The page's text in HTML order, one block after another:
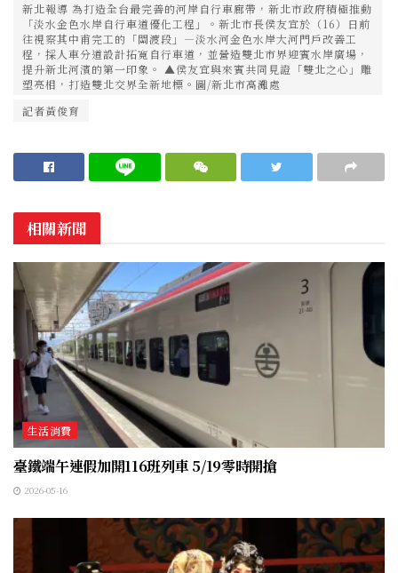
新北報導 為打造全台最完善的河岸自行車廊帶，新北市政府積極推動
「淡水金色水岸自行車道優化工程」。新北市長侯友宜於（16）日前
往視察其中甫完工的「關渡段」—淡水河金色水岸大河門戶改善工
程，採人車分道設計拓寬自行車道，並營造雙北市界迎賓水岸廣場，
提升新北河濱的第一印象。 ▲侯友宜與來賓共同見證「雙北之心」雕
塑亮相，打造雙北交界全新地標。圖/新北市高灘處
記者黃俊育
相關新聞
生活消費
臺鐵端午連假加開116班列車 5/19零時開搶
2026-05-16